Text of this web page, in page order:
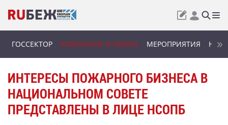
ГОССЕКТОР КОМПАНИИ И РЫНКИ МЕРОПРИЯТИЯ
ИНТЕРЕСЫ ПОЖАРНОГО БИЗНЕСА В
НАЦИОНАЛЬНОМ СОВЕТЕ
ПРЕДСТАВЛЕНЫ В ЛИЦЕ НСОПБ